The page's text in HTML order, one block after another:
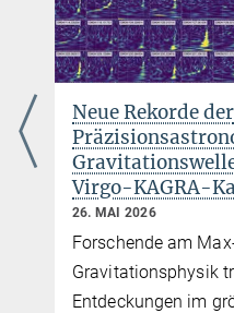
+49 511
Neue Rekorde der
Virgo-KAGRA-
26. MAI 2026
Forschende am
Gravitationsphysik
Entdeckungen im